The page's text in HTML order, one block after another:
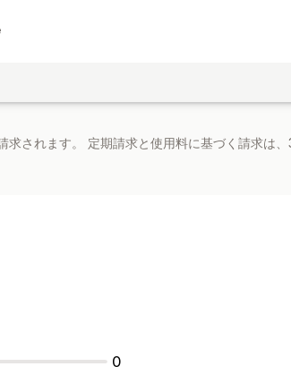
求されます。 定期請求と使用料に基づく請求は、
0